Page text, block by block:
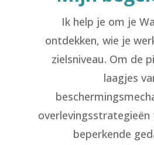
Ik help je om je
ontdekken, wie je
zielsniveau. Om de
laagjes
overlevingsstrategieën
beperkende